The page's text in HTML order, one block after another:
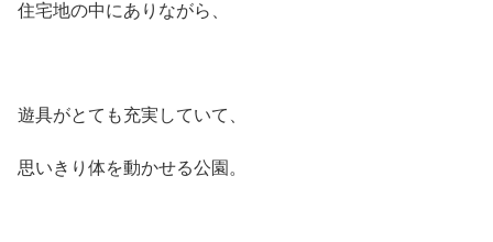
住宅地の中にありながら、
遊具がとても充実していて、
思いきり体を動かせる公園。